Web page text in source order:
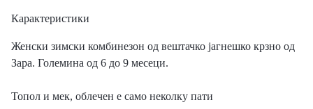
Карактеристики
Женски зимски комбинезон од вештачко јагнешко крзно од
Зара. Големина од 6 до 9 месеци.
Топол и мек, облечен е само неколку пати